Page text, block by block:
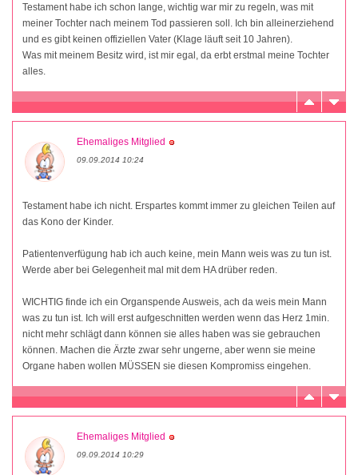
Testament habe ich schon lange, wichtig war mir zu regeln, was mit
meiner Tochter nach meinem Tod passieren soll. Ich bin alleinerziehend
und es gibt keinen offiziellen Vater (Klage läuft seit 10 Jahren).
Was mit meinem Besitz wird, ist mir egal, da erbt erstmal meine Tochter
alles.
Ehemaliges Mitglied
09.09.2014 10:24
Testament habe ich nicht. Erspartes kommt immer zu gleichen Teilen auf
das Kono der Kinder.
Patientenverfügung hab ich auch keine, mein Mann weis was zu tun ist.
Werde aber bei Gelegenheit mal mit dem HA drüber reden.
WICHTIG finde ich ein Organspende Ausweis, ach da weis mein Mann
was zu tun ist. Ich will erst aufgeschnitten werden wenn das Herz 1min.
nicht mehr schlägt dann können sie alles haben was sie gebrauchen
können. Machen die Ärzte zwar sehr ungerne, aber wenn sie meine
Organe haben wollen MÜSSEN sie diesen Kompromiss eingehen.
Ehemaliges Mitglied
09.09.2014 10:29